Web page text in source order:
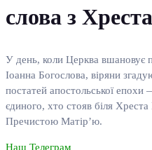
слова з Хреста
У день, коли Церква вшановує
Іоанна Богослова, віряни
постатей апостольської
єдиного, хто стояв біля
Пречистою Матір’ю.
Наш Телеграм